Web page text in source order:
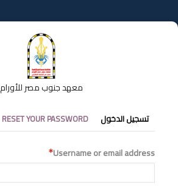
إلى
المحتوى
معهد جنوب مصر للأورام
التبويبات
الأساسية
تسجيل الدخول RESET YOUR PASSWORD
Username or email address